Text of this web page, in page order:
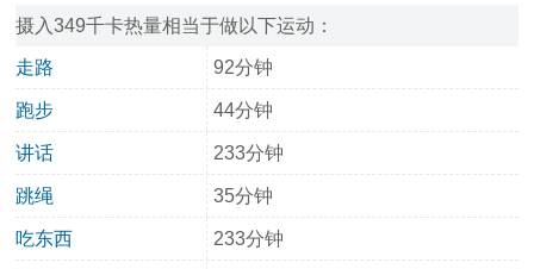
摄入349千卡热量相当于做以下运动：
走路 92分钟
跑步 44分钟
讲话 233分钟
跳绳 35分钟
吃东西 233分钟